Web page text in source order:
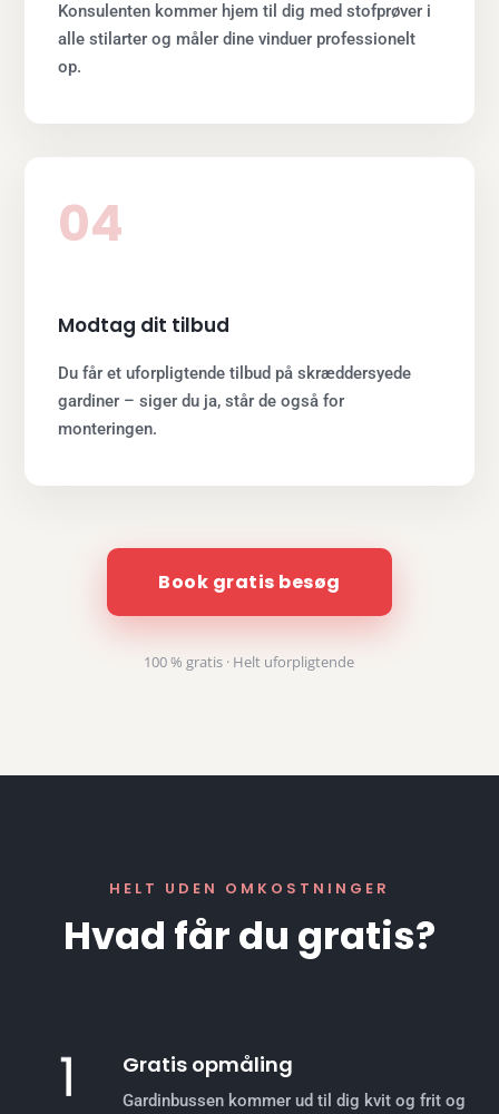
Konsulenten kommer hjem til dig med stofprøver i
alle stilarter og måler dine vinduer professionelt
op.
04
Modtag dit tilbud
Du får et uforpligtende tilbud på skræddersyede
gardiner – siger du ja, står de også for
monteringen.
Book gratis besøg
100 % gratis · Helt uforpligtende
HELT UDEN OMKOSTNINGER
Hvad får du gratis?
Gratis opmåling
Gardinbussen kommer ud til dig kvit og frit og